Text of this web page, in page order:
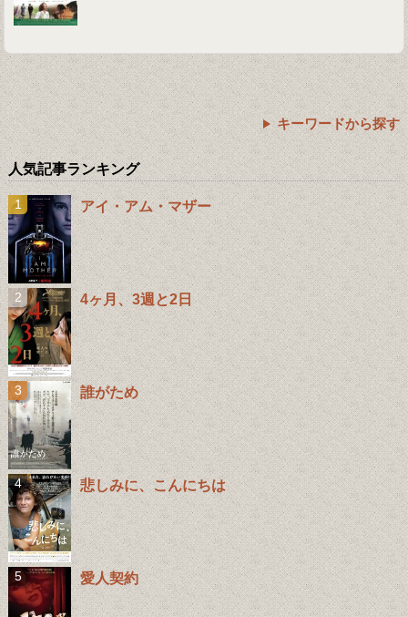
キーワードから探す
人気記事ランキング
アイ・アム・マザー
4ヶ月、3週と2日
誰がため
悲しみに、こんにちは
愛人契約